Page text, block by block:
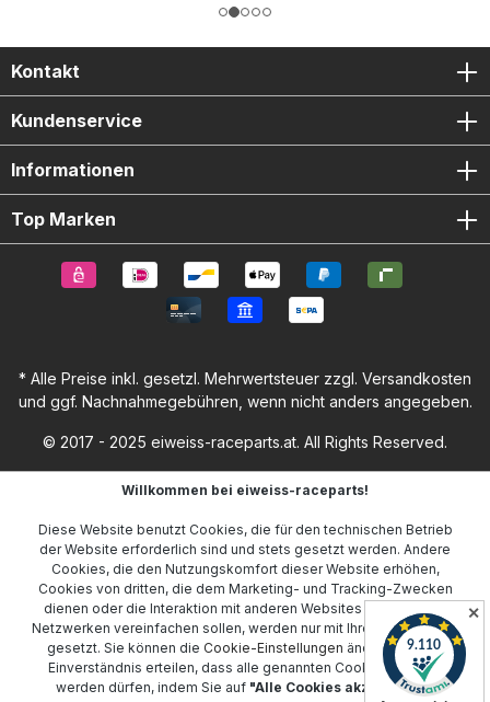
Kontakt
Kundenservice
Informationen
Top Marken
* Alle Preise inkl. gesetzl. Mehrwertsteuer zzgl. Versandkosten
und ggf. Nachnahmegebühren, wenn nicht anders angegeben.
© 2017 - 2025 eiweiss-raceparts.at. All Rights Reserved.
Willkommen bei eiweiss-raceparts!
Diese Website benutzt Cookies, die für den technischen Betrieb
der Website erforderlich sind und stets gesetzt werden. Andere
Cookies, die den Nutzungskomfort dieser Website erhöhen,
Cookies von dritten, die dem Marketing- und Tracking-Zwecken
dienen oder die Interaktion mit anderen Websites und sozialen
Netzwerken vereinfachen sollen, werden nur mit Ihrer Zustimmung
gesetzt. Sie können die Cookie-Einstellungen ändern oder Ihr
Einverständnis erteilen, dass alle genannten Cookies gesetzt
werden dürfen, indem Sie auf "Alle Cookies akzeptieren"
✕